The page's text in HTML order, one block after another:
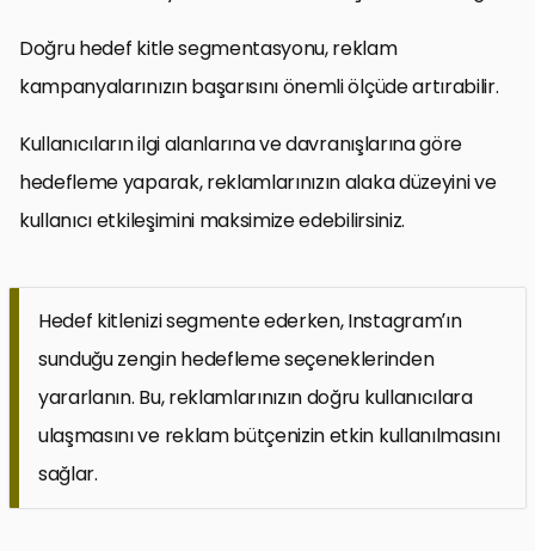
Doğru hedef kitle segmentasyonu, reklam
kampanyalarınızın başarısını önemli ölçüde artırabilir.
Kullanıcıların ilgi alanlarına ve davranışlarına göre
hedefleme yaparak, reklamlarınızın alaka düzeyini ve
kullanıcı etkileşimini maksimize edebilirsiniz.
Hedef kitlenizi segmente ederken, Instagram’ın
sunduğu zengin hedefleme seçeneklerinden
yararlanın. Bu, reklamlarınızın doğru kullanıcılara
ulaşmasını ve reklam bütçenizin etkin kullanılmasını
sağlar.